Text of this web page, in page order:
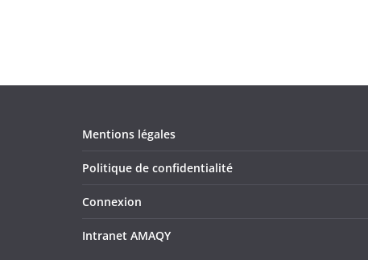
Mentions légales
Politique de confidentialité
Connexion
Intranet AMAQY